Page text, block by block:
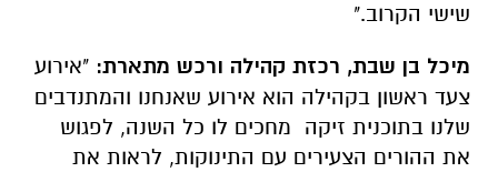
שישי הקרוב."
מיכל בן שבת, רכזת קהילה ורכש מתארת: "אירוע
צעד ראשון בקהילה הוא אירוע שאנחנו והמתנדבים
שלנו בתוכנית זיקה מחכים לו כל השנה, לפגוש
את ההורים הצעירים עם התינוקות, לראות את